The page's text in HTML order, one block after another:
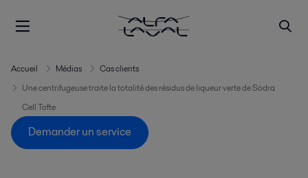
Accueil Médias
Cas clients
Une centrifugeuse traite la totalité des résidus de liqueur verte de Södra
Cell Tofte
Demander un service